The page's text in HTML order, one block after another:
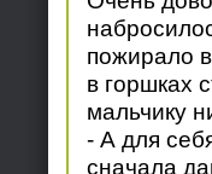
пожирало
в горшках
мальчику
- А для
сначала